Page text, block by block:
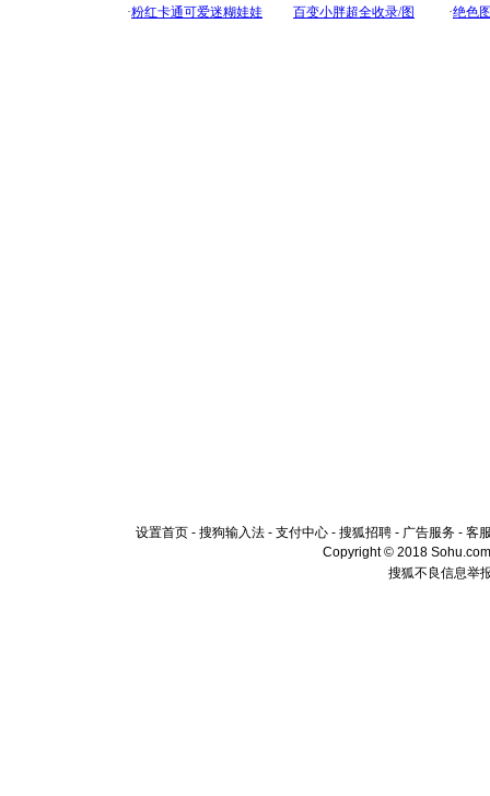
设置首页 - 搜狗输入法 - 支付中心 - 搜狐招聘 - 广告服务 - 客
Copyright © 2018
搜狐不良信息举